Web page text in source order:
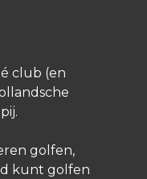
bij goed
les aan die
club (en
golfen,
kunt golfen